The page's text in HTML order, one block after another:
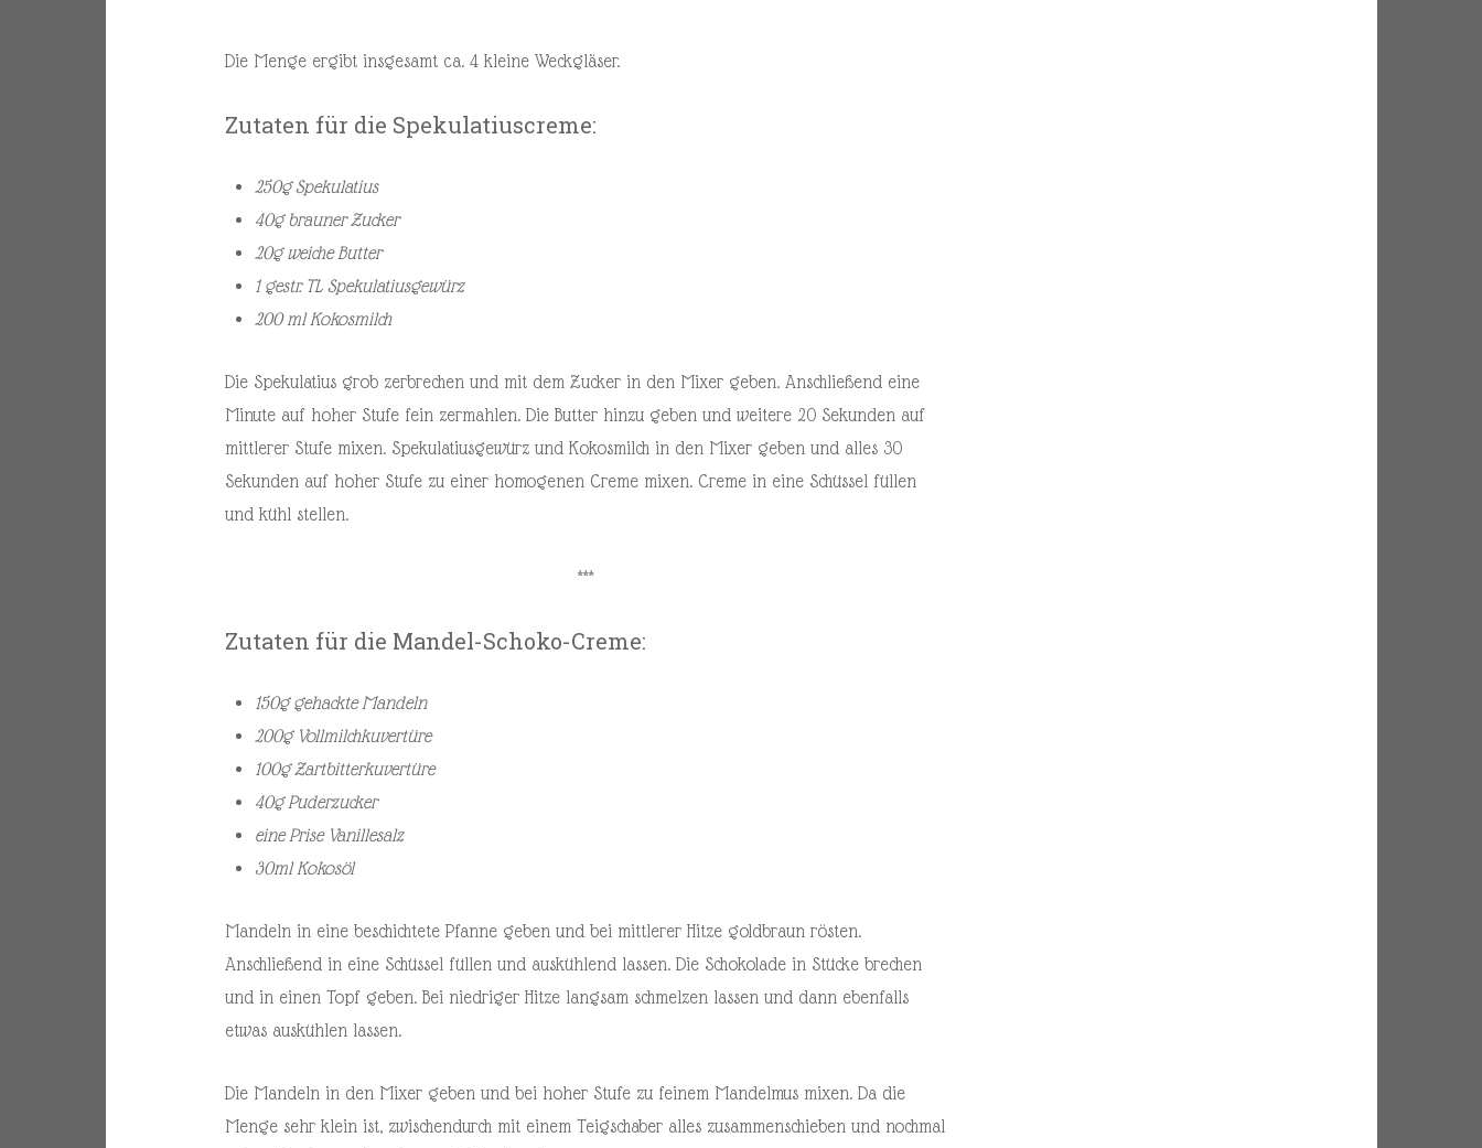
Die Menge ergibt insgesamt ca. 4 kleine Weckgläser.
Zutaten für die Spekulatiuscreme:
250g Spekulatius
40g brauner Zucker
20g weiche Butter
1 gestr. TL Spekulatiusgewürz
200 ml Kokosmilch
Die Spekulatius grob zerbrechen und mit dem Zucker in den Mixer geben. Anschließend eine
Minute auf hoher Stufe fein zermahlen. Die Butter hinzu geben und weitere 20 Sekunden auf
mittlerer Stufe mixen. Spekulatiusgewürz und Kokosmilch in den Mixer geben und alles 30
Sekunden auf hoher Stufe zu einer homogenen Creme mixen. Creme in eine Schüssel füllen
und kühl stellen.
***
Zutaten für die Mandel-Schoko-Creme:
150g gehackte Mandeln
200g Vollmilchkuvertüre
100g Zartbitterkuvertüre
40g Puderzucker
eine Prise Vanillesalz
30ml Kokosöl
Mandeln in eine beschichtete Pfanne geben und bei mittlerer Hitze goldbraun rösten.
Anschließend in eine Schüssel füllen und auskühlend lassen. Die Schokolade in Stücke brechen
und in einen Topf geben. Bei niedriger Hitze langsam schmelzen lassen und dann ebenfalls
etwas auskühlen lassen.
Die Mandeln in den Mixer geben und bei hoher Stufe zu feinem Mandelmus mixen. Da die
Menge sehr klein ist, zwischendurch mit einem Teigschaber alles zusammenschieben und nochmal